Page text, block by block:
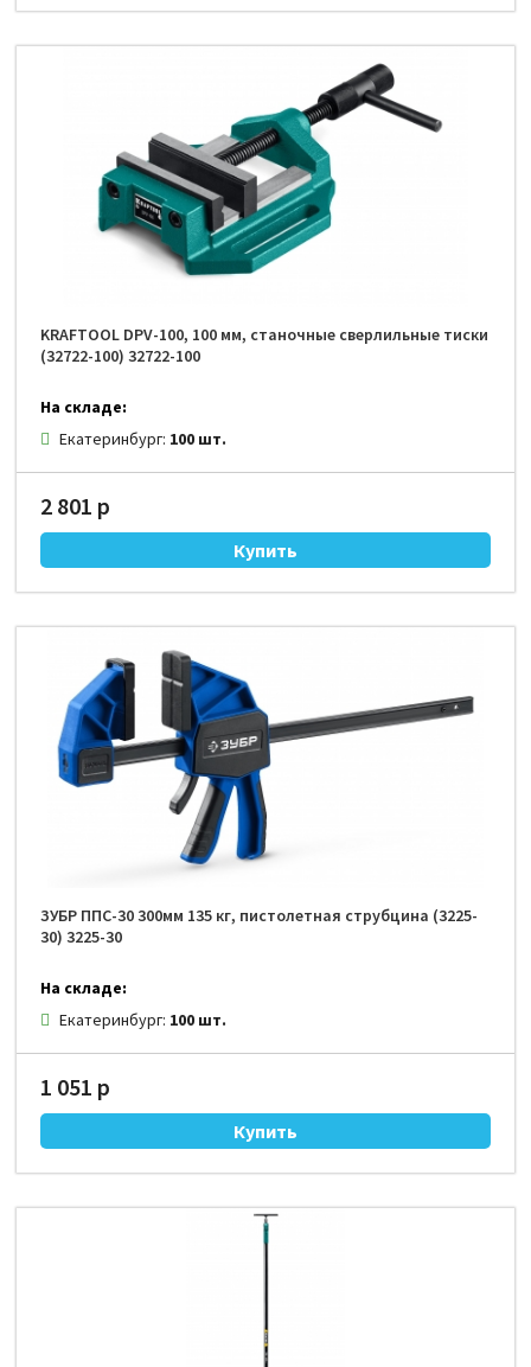
KRAFTOOL DPV-100, 100 мм, станочные сверлильные тиски
(32722-100) 32722-100
На складе:
Екатеринбург: 100 шт.
2 801 р
ЗУБР ППС-30 300мм 135 кг, пистолетная струбцина (3225-
30) 3225-30
На складе:
Екатеринбург: 100 шт.
1 051 р